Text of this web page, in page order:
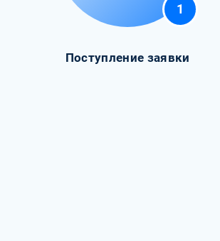
1
Поступление заявки